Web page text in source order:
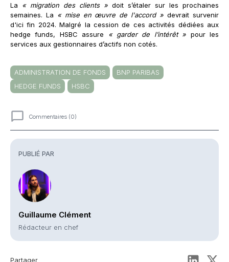
PUBLIÉ PAR
Guillaume Clément
Rédacteur en chef
Partager
La « migration des clients »doit s’étaler sur les prochaines
semaines. La « mise en œuvre de l'accord » devrait survenir
d'ici fin 2024. Malgré la cession de ces activités dédiées aux
hedge funds, HSBC assure « garder de l’intérêt » pour les
services aux gestionnaires d’actifs non cotés.
ADMINISTRATION DE FONDS
BNP PARIBAS
HEDGE FUNDS
HSBC
Commentaires (0)